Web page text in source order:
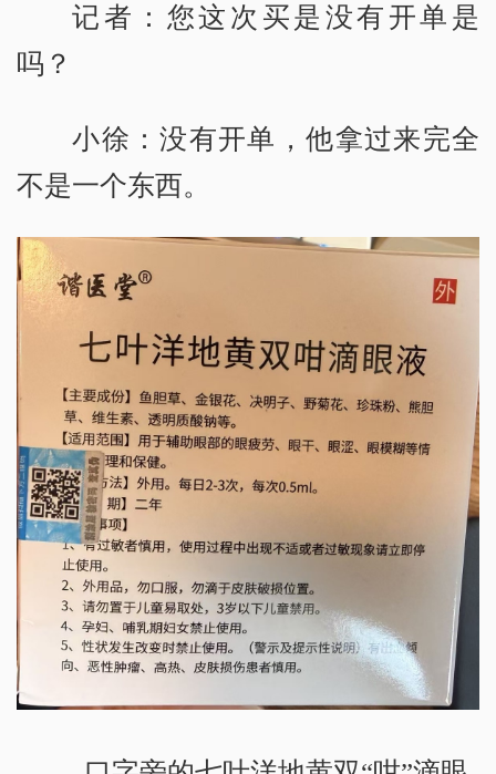
记者：您这次买是没有开单是
吗？
小徐：没有开单，他拿过来完全
不是一个东西。